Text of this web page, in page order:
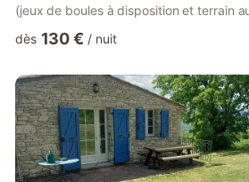
(jeux de boules à disposition et terrain
privative de 20 m² à l'avant et espace
et DVD adultes/enfants, jeux de
Chambre 1 (1 lit 160). 2 salles d'eau
dès 130 € / nuit